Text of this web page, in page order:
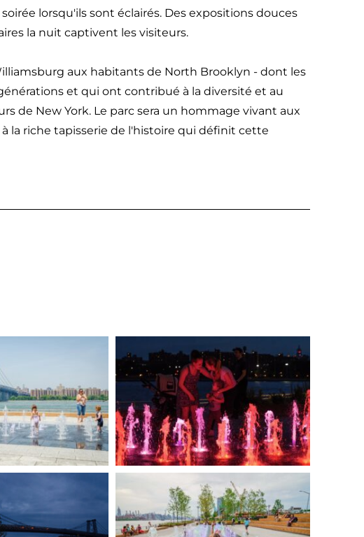
lorsqu'ils sont éclairés. Des expositions douces
la nuit captivent les visiteurs.
aux habitants de North Brooklyn - dont les
et qui ont contribué à la diversité et au
de New York. Le parc sera un hommage vivant aux
la riche tapisserie de l'histoire qui définit cette